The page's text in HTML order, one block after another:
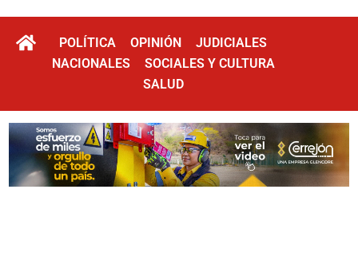
POLÍTICA OPINIÓN
JUDICIALES
NACIONALES
SOCIALES Y CULTURA
SALUD